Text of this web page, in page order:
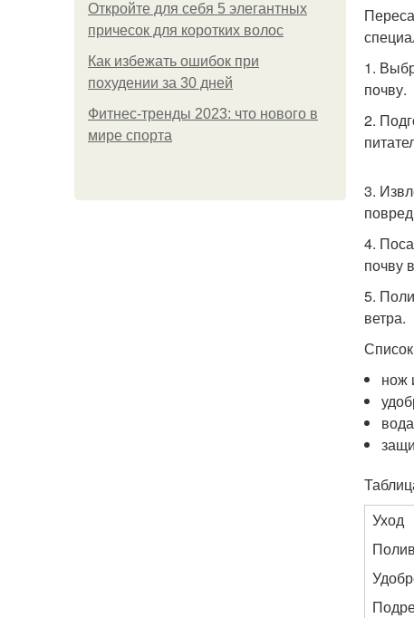
Откройте для себя 5 элегантных
причесок для коротких волос
Как избежать ошибок при
похудении за 30 дней
Фитнес-тренды 2023: что нового в
мире спорта
1.
почву.
2.
3.
4.
почву
5.
ветра.
нож
вода
Уход
Полив